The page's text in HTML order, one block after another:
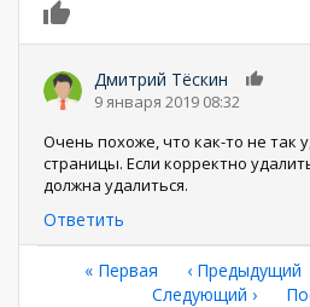
Дмитрий Тёскин
9 января 2019 08:32
Очень похоже, что как-то не так
страницы. Если корректно
должна удалиться.
Ответить
Нумерация
Первая
страница
« Первая ←
‹ Предыдущий
Следующая
Следующий ›